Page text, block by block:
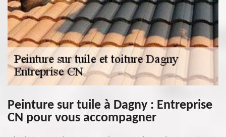
Peinture sur tuile à Dagny : Entreprise
CN pour vous accompagner